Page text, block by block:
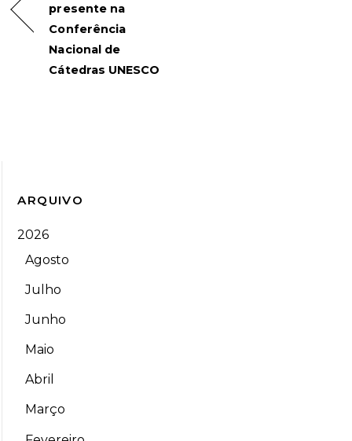
presente na
Conferência
Nacional de
Cátedras UNESCO
ARQUIVO
2026
Agosto
Julho
Junho
Maio
Abril
Março